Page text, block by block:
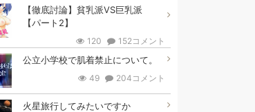
【徹底討論】貧乳派VS巨乳派
【パート2】
120 152コメント
公立小学校で肌着禁止について。
49 204コメント
火星旅行してみたいですか